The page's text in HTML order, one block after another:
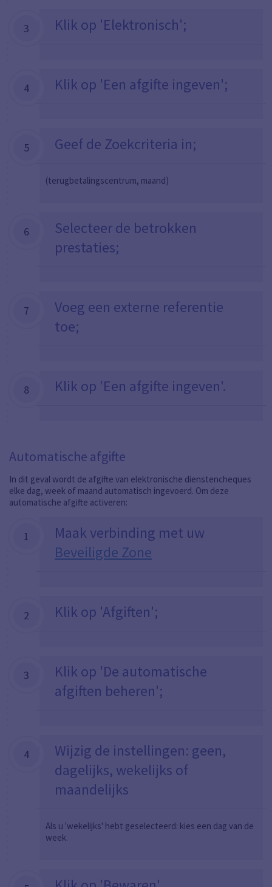
3 Klik op 'Elektronisch';
4 Klik op 'Een afgifte ingeven';
5 Geef de Zoekcriteria in;
(terugbetalingscentrum, maand)
6
Selecteer de betrokken
prestaties;
7
Voeg een externe referentie
toe;
8 Klik op 'Een afgifte ingeven'.
Automatische afgifte
In dit geval wordt de afgifte van elektronische dienstencheques
elke dag, week of maand automatisch ingevoerd. Om deze
automatische afgifte activeren:
1
Maak verbinding met uw
Beveiligde Zone
2 Klik op 'Afgiften';
3
Klik op 'De automatische
afgiften beheren';
4
Wijzig de instellingen: geen,
dagelijks, wekelijks of
maandelijks
Als u 'wekelijks' hebt geselecteerd: kies een dag van de
week.